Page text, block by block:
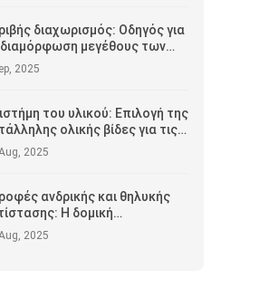
διαχωρισμός: Οδηγός για
μεγέθους των
εξάγωνας για την άψογη
2025
του υλικού: Επιλογή της
ολικής βίδες για τις
ανάγκες
2025
ανδρικής και θηλυκής
Η δομική
του σύγχρονου
εξοπλισμού
2025